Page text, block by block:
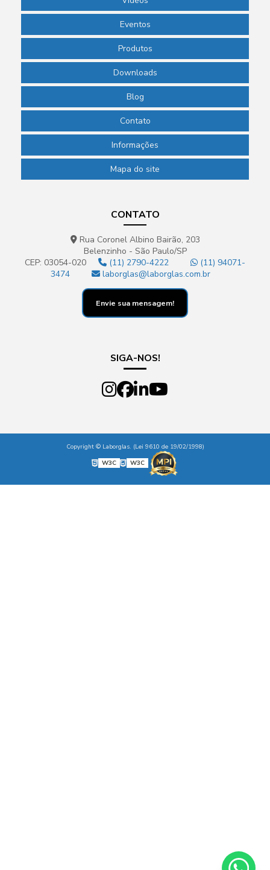
Eventos
Produtos
Downloads
Blog
Contato
Informações
Mapa do site
CONTATO
Rua Coronel Albino Bairão, 203
Belenzinho - São Paulo/SP
CEP: 03054-020
(11) 2790-4222
(11) 94071-
3474
laborglas@laborglas.com.br
Envie sua mensagem!
SIGA-NOS!
Copyright © Laborglas. (Lei 9610 de 19/02/1998)
W3C
W3C